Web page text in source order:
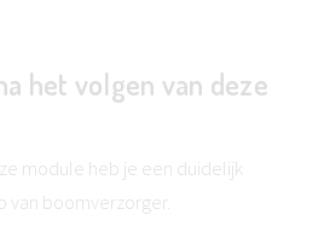
het volgen van deze
module heb je een duidelijk
van boomverzorger.